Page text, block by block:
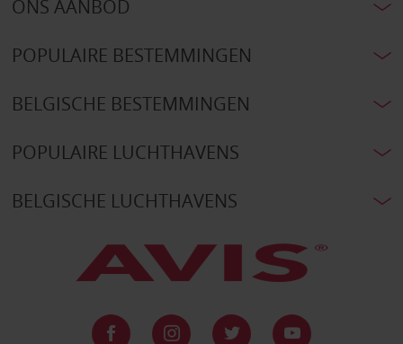
ONS AANBOD
POPULAIRE BESTEMMINGEN
BELGISCHE BESTEMMINGEN
POPULAIRE LUCHTHAVENS
BELGISCHE LUCHTHAVENS